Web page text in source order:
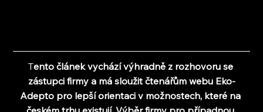
Tento článek vychází výhradně z rozhovoru se
zástupci firmy a má sloužit čtenářům webu Eko-
Adepto pro lepší orientaci v možnostech, které na